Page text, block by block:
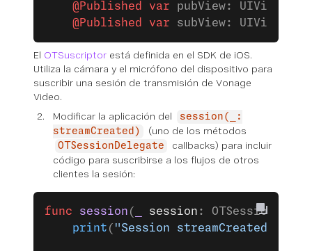
    @Published
var pubView: UIView
    @Published
var subView: UIView
El OTSuscriptor está definida en el SDK de iOS.
Utiliza la cámara y el micrófono del dispositivo para
suscribir una sesión de transmisión de Vonage
Video.
Modificar la aplicación del
session(_:
streamCreated)
(uno de los métodos
OTSessionDelegate
callbacks) para incluir
código para suscribirse a los flujos de otros
clientes la sesión:
func session ( session : OTSession,
    print
( "Session streamCreated: